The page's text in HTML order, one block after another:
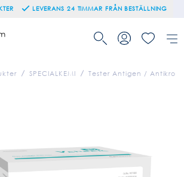
LEVERANS 24 TIMMAR FRÅN BESTÄLLNING
SPECIALKEMI Tester Antigen /